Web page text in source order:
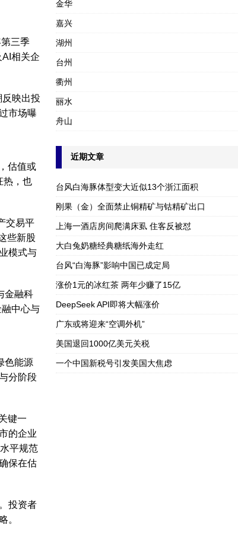
三季
相关企
映出投
市场曝
估值或
热，也
交易平
些新股
模式与
金融科
中心与
色能源
分阶段
键一
的企业
平规范
保在估
投资者
。
金华
嘉兴
湖州
台州
衢州
丽水
舟山
近期文章
台风白海豚体型变大近似13个浙江面积
刚果（金）全面禁止铜精矿与钴精矿出口
上海一酒店房间爬满床虱 住客反被怼
大白兔奶糖经典糖纸海外走红
台风“白海豚”影响中国已成定局
涨价1元的冰红茶 两年少赚了15亿
DeepSeek API即将大幅涨价
广东或将迎来“空调外机”
美国退回1000亿美元关税
一个中国新税号引发美国大焦虑